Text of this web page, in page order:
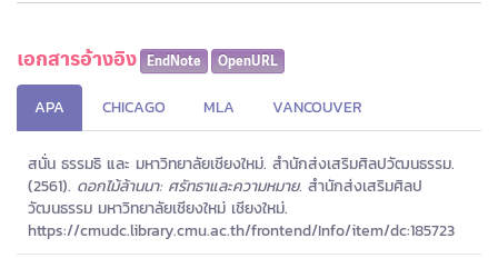
เอกสารอ้างอิง EndNote OpenURL
APA CHICAGO MLA VANCOUVER
สนั่น ธรรมธิ และ มหาวิทยาลัยเชียงใหม่. สำนักส่งเสริมศิลปวัฒนธรรม.
(2561). ดอกไม้ล้านนา: ศรัทธาและความหมาย. สำนักส่งเสริมศิลป
วัฒนธรรม มหาวิทยาลัยเชียงใหม่ เชียงใหม่.
https://cmudc.library.cmu.ac.th/frontend/Info/item/dc:185723